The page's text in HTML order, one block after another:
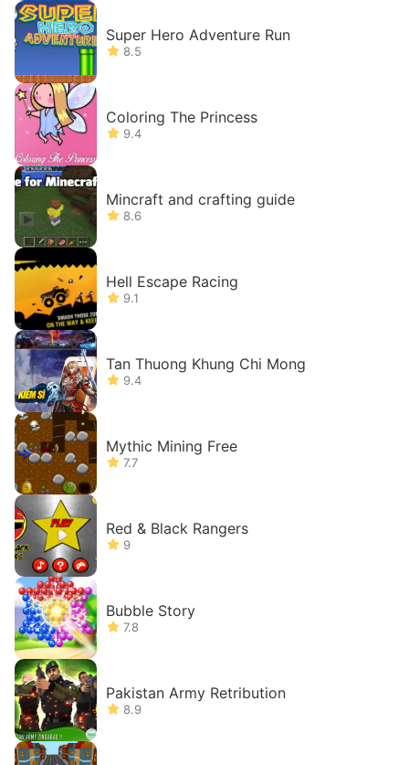
Super Hero Adventure Run
8.5
Coloring The Princess
9.4
Mincraft and crafting guide
8.6
Hell Escape Racing
9.1
Tan Thuong Khung Chi Mong
9.4
Mythic Mining Free
7.7
Red & Black Rangers
9
Bubble Story
7.8
Pakistan Army Retribution
8.9